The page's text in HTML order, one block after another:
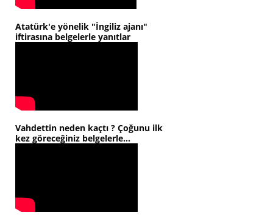
Atatürk'e yönelik "İngiliz ajanı"
iftirasına belgelerle yanıtlar
Vahdettin neden kaçtı ? Çoğunu ilk
kez göreceğiniz belgelerle...